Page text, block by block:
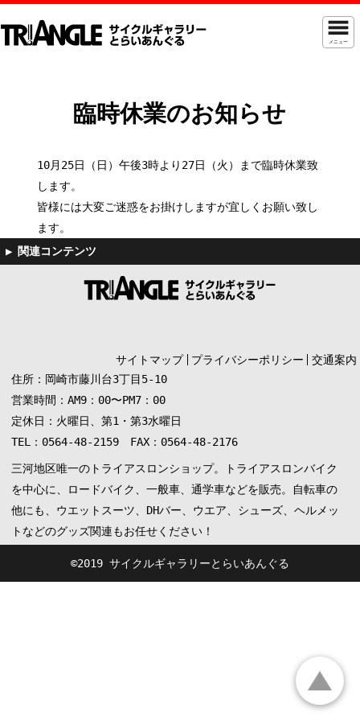
メニュー
臨時休業のお知らせ
10月25日（日）午後3時より27日（火）まで臨時休業致
します。
皆様には大変ご迷惑をお掛けしますが宜しくお願い致し
ます。
サイトマップ プライバシーポリシー
交通案内
住所：岡崎市藤川台3丁目5-10
営業時間：AM9：00〜PM7：00
定休日：火曜日、第1・第3水曜日
TEL：0564-48-2159 FAX：0564-48-2176
三河地区唯一のトライアスロンショップ。トライアスロンバイク
を中心に、ロードバイク、一般車、通学車などを販売。自転車の
他にも、ウエットスーツ、DHバー、ウエア、シューズ、ヘルメッ
トなどのグッズ関連もお任せください！
©︎2019 サイクルギャラリーとらいあんぐる